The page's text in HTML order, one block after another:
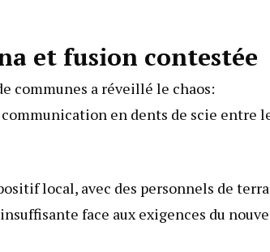
et fusion contestée
communes a réveillé le chaos:
en dents de scie entre
local, avec des personnels de
face aux exigences du